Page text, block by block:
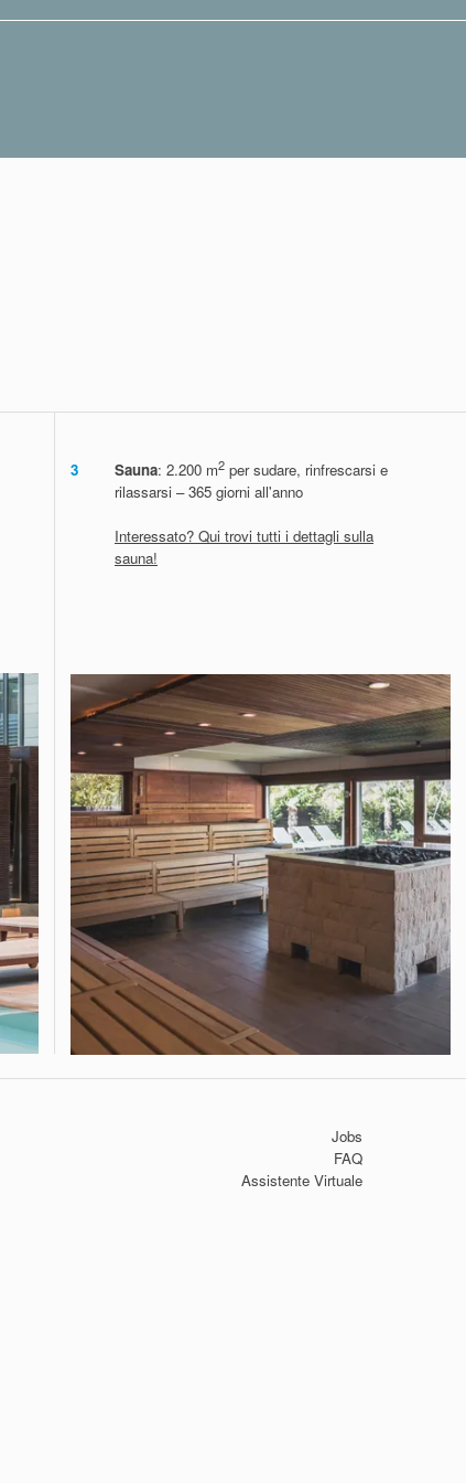
3 Sauna: 2.200 m2per sudare, rinfrescarsi e
rilassarsi – 365 giorni all'anno
Interessato? Qui trovi tutti i dettagli sulla
sauna!
Jobs
FAQ
Assistente Virtuale